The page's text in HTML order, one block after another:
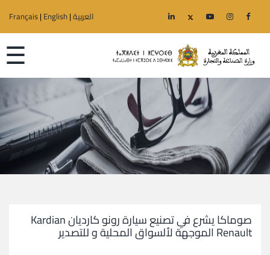
العربية|
Français| English
☰
الرئيسية
الوزارة
الجهوية
خدمات
صوماكا يشرع في تصنيع سيارة رونو كارديان Kardian
Renault الموجهة لألسواق المحلية و للتصدير